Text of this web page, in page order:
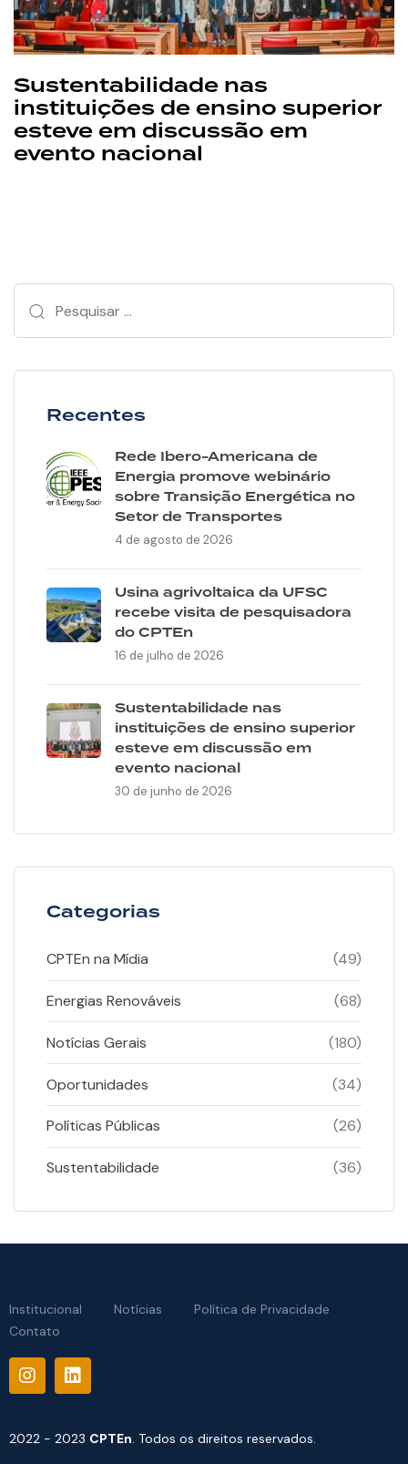
Sustentabilidade nas
instituições de ensino superior
esteve em discussão em
evento nacional
Recentes
Rede Ibero-Americana de
Energia promove webinário
sobre Transição Energética no
Setor de Transportes
4 de agosto de 2026
Usina agrivoltaica da UFSC
recebe visita de pesquisadora
do CPTEn
16 de julho de 2026
Sustentabilidade nas
instituições de ensino superior
esteve em discussão em
evento nacional
30 de junho de 2026
Categorias
CPTEn na Mídia (49)
Energias Renováveis (68)
Notícias Gerais (180)
Oportunidades (34)
Políticas Públicas (26)
Sustentabilidade (36)
Institucional Notícias
Política de Privacidade
Contato
2022 - 2023 CPTEn. Todos os direitos reservados.